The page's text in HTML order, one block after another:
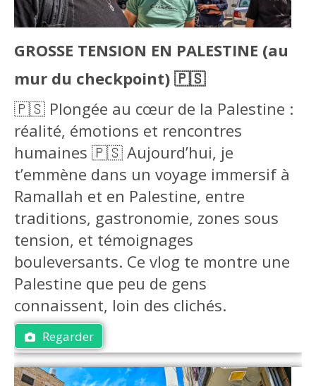
GROSSE TENSION EN PALESTINE (au
mur du checkpoint) 🇵🇸
🇵🇸 Plongée au cœur de la Palestine :
réalité, émotions et rencontres
humaines 🇵🇸 Aujourd’hui, je
t’emmène dans un voyage immersif à
Ramallah et en Palestine, entre
traditions, gastronomie, zones sous
tension, et témoignages
bouleversants. Ce vlog te montre une
Palestine que peu de gens
connaissent, loin des clichés.
Regarder